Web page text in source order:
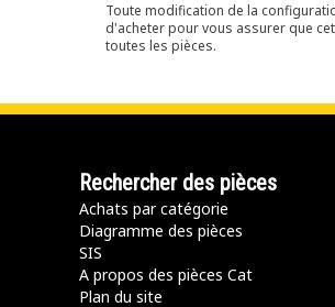
Toute modification de la
d'acheter pour vous assurer que
toutes les pièces.
Rechercher des pièces
Achats par catégorie
Diagramme des pièces
SIS
A propos des pièces Cat
Plan du site